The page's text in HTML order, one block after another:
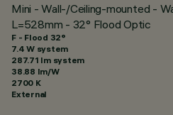
Mini - Wall-/Ceiling-mounted -
L=528mm - 32° Flood Optic
F - Flood 32°
7.4 W system
287.71 lm system
38.88 lm/W
2700 K
External